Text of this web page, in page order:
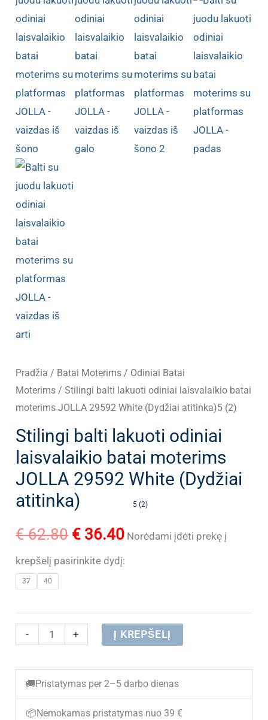
Pradžia / Batai Moterims / Odiniai Batai
Moterims / Stilingi balti lakuoti odiniai laisvalaikio batai
moterims JOLLA 29592 White (Dydžiai atitinka)5 (2)
Stilingi balti lakuoti odiniai
laisvalaikio batai moterims
JOLLA 29592 White (Dydžiai
atitinka)
5 (2)
€62.80 Original
price
€ 62.80.
€ 36.40Current
price
€ 36.40.
Norėdami įdėti prekę į
krepšelį pasirinkite dydį:
37 40
-
produkto
Stilingi
balti
lakuoti
+ Į KREPŠELĮ
🚚 Pristatymas per 2–5 darbo dienas
📦 Nemokamas pristatymas nuo 39 €